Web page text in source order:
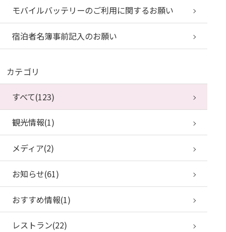
モバイルバッテリーのご利用に関するお願い
宿泊者名簿事前記入のお願い
カテゴリ
すべて(123)
観光情報(1)
メディア(2)
お知らせ(61)
おすすめ情報(1)
レストラン(22)